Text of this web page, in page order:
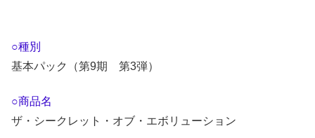
○種別
基本パック（第9期 第3弾）
○商品名
ザ・シークレット・オブ・エボリューション